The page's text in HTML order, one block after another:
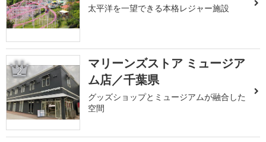
太平洋を一望できる本格レジャー施設
2
マリーンズストア ミュージア
ム店／千葉県
グッズショップとミュージアムが融合した
空間